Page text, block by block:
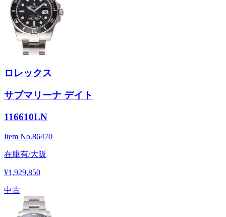
ロレックス
サブマリーナ デイト
116610LN
Item No.86470
在庫有/大阪
¥1,929,850
中古